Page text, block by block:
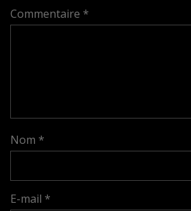
Commentaire *
Nom *
E-mail *